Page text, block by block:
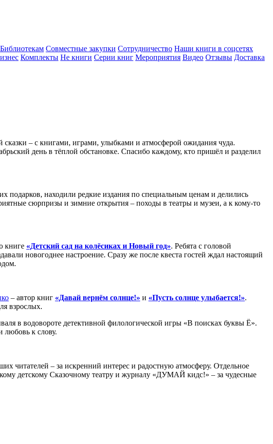
Библиотекам Совместные закупки Сотрудничество Наши книги в соцсетях
Комплекты Не книги Серии книг Мероприятия Видео Отзывы Доставка
– с книгами, играми, улыбками и атмосферой ожидания чуда.
день в тёплой обстановке. Спасибо каждому, кто пришёл и разделил
подарков, находили редкие издания по специальным ценам и делились
сюрпризы и зимние открытия – походы в театры и музеи, а к кому-то
книге «Детский сад на колёсиках и Новый год». Ребята с головой
новогоднее настроение. Сразу же после квеста гостей ждал настоящий
– автор книг «Давай вернём солнце!» и «Пусть солнце улыбается!».
взрослых.
в водовороте детективной филологической игры «В поисках буквы Ё».
любовь к слову.
читателей – за искренний интерес и радостную атмосферу. Отдельное
детскому Сказочному театру и журналу «ДУМАЙ кидс!» – за чудесные